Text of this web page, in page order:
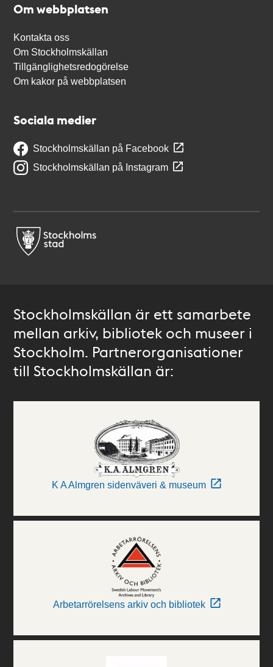
Om webbplatsen
Kontakta oss
Om Stockholmskällan
Tillgänglighetsredogörelse
Om kakor på webbplatsen
Sociala medier
Stockholmskällan på Facebook
Stockholmskällan på Instagram
Stockholmskällan är ett samarbete
mellan arkiv, bibliotek och museer i
Stockholm. Partnerorganisationer
till Stockholmskällan är:
K A Almgren sidenväveri & museum
Arbetarrörelsens arkiv och bibliotek